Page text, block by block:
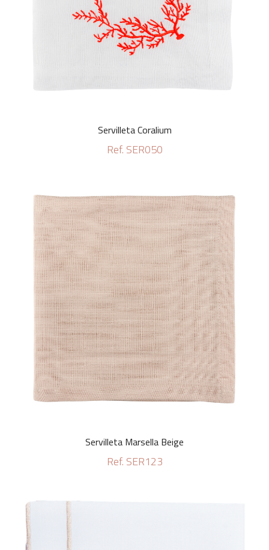
Servilleta Coralium
Ref. SER050
Servilleta Marsella Beige
Ref. SER123